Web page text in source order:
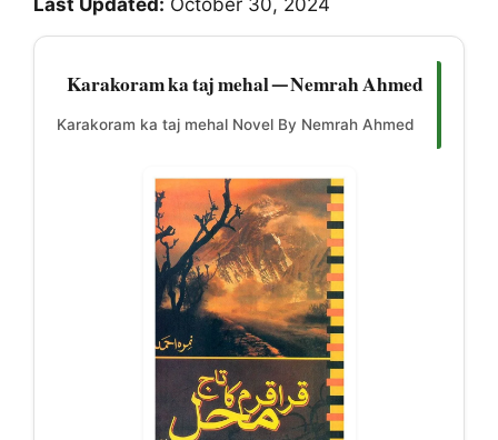
Last Updated: October 30, 2024
Karakoram ka taj mehal — Nemrah Ahmed
Karakoram ka taj mehal Novel By Nemrah Ahmed